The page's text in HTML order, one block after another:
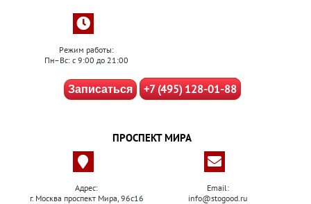
Режим работы:
Пн–Вс: с 9:00 до 21:00
Записаться +7 (495) 128-01-88
ПРОСПЕКТ МИРА
Адрес:
г. Москва проспект Мира, 96с16
Email:
info@stogood.ru